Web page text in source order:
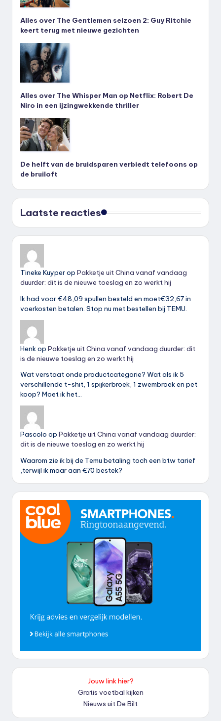
Alles over The Gentlemen seizoen 2: Guy Ritchie
keert terug met nieuwe gezichten
Alles over The Whisper Man op Netflix: Robert De
Niro in een ijzingwekkende thriller
De helft van de bruidsparen verbiedt telefoons op
de bruiloft
Laatste reacties
Tineke Kuyperop Pakketje uit China vanaf vandaag
duurder: dit is de nieuwe toeslag en zo werkt hij
Ik had voor €48,09 spullen besteld en moet€32,67 in
voerkosten betalen. Stop nu met bestellen bij TEMU.
Henkop Pakketje uit China vanaf vandaag duurder: dit
is de nieuwe toeslag en zo werkt hij
Wat verstaat onde productcategorie? Wat als ik 5
verschillende t-shit, 1 spijkerbroek, 1 zwembroek en pet
koop? Moet ik het…
Pascolo op Pakketje uit China vanaf vandaag duurder:
dit is de nieuwe toeslag en zo werkt hij
Waarom zie ik bij de Temu betaling toch een btw tarief
,terwijl ik maar aan €70 bestek?
Jouw link hier?
Gratis voetbal kijken
Nieuws uit De Bilt